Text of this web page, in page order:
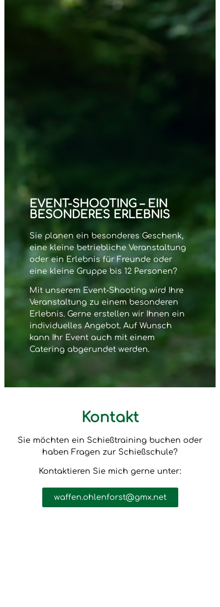
EVENT-SHOOTING – EIN
BESONDERES ERLEBNIS
Sie planen ein besonderes Geschenk,
eine kleine betriebliche Veranstaltung
oder ein Erlebnis für Freunde oder
eine kleine Gruppe bis 12 Personen?
Mit unserem Event-Shooting wird Ihre
Veranstaltung zu einem besonderen
Erlebnis. Gerne erstellen wir Ihnen ein
individuelles Angebot. Auf Wunsch
kann Ihr Event auch mit einem
Catering abgerundet werden.
Kontakt
Sie möchten ein Schießtraining buchen oder
haben Fragen zur Schießschule?
Kontaktieren Sie mich gerne unter:
waffen.ohlenforst@gmx.net